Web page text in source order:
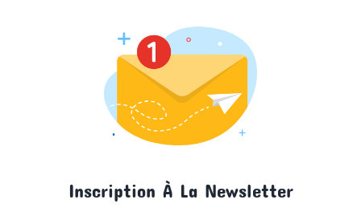
Inscription À La Newsletter